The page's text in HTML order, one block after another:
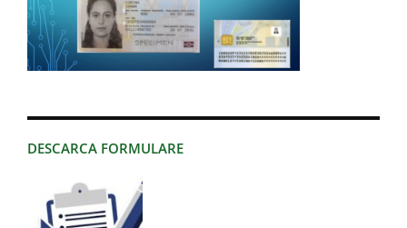
DESCARCA FORMULARE